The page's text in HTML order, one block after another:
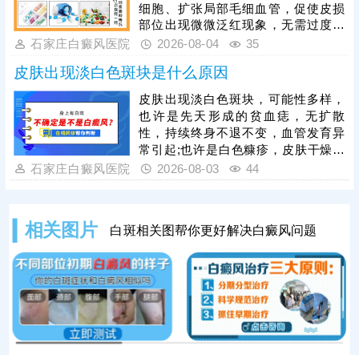
细胞、扩张局部毛细血管，促使皮损
部位出现微微泛红现象，无需过度担
心。若用药后皮肤发红严重，伴随明
等症状，则属于异常情况，多由药物
过敏、用药剂量过大、涂抹方式不当
或药物不对症等因素导致。白癜风患
者切勿自行购药、增减药量，务必在
医生指导下规范对症用药。此外，早
期白癜风单一涂药治疗效果有限，临
床中结合308激光照射联合治疗，可
石家庄白癜风医院 2026-08-04 35
皮肤出现淡白色斑块是什么原因
皮肤出现淡白色斑块，可能性多样，
也许是先天形成的贫血痣，无扩散
性，持续终身不退不变，血管发育异
常引起;也许是白色糠疹，皮肤干燥，
过度清洁，缺乏维生素等引起;也许是
白癜风，外伤、暴晒、化学物质刺
做检查诊断，确诊后再针对性用药、
调理，按部就班令病情好转。
石家庄白癜风医院 2026-08-03 44
相关图片 白斑相关图帮你更好解决白癜风问题